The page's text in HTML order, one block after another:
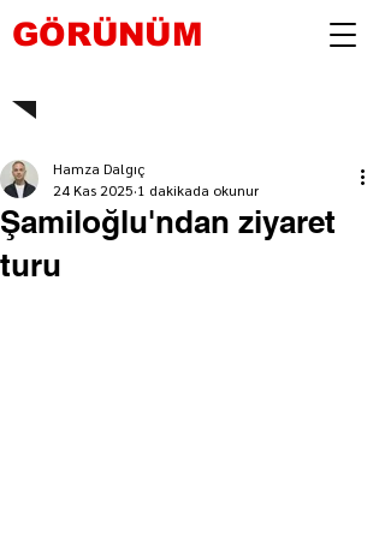
GÖRÜNÜM
Şamiloğlu'ndan ziyaret
turu
Hamza Dalgıç
24 Kas 2025 1 dakikada okunur